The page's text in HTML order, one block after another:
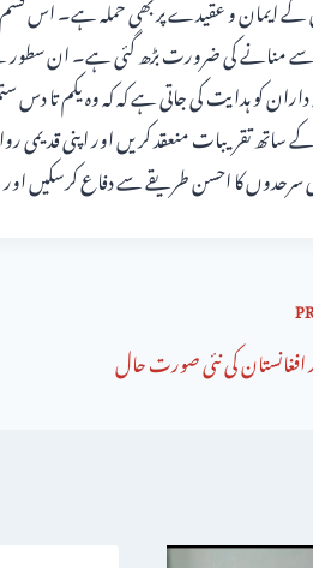
منانے کی ضرورت بڑھ گئی ہے۔ ان سطور
ساتھ تقریبات منعقد کریں اور اپنی قدیمی
سرحدوں کا احسن طریقے سے دفاع کرسکیں
افغانستان کی نئی صورت حال